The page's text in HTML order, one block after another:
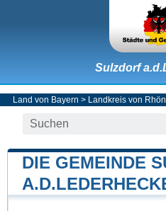
Sulzdorf
Land von Bayern > Landkreis von
DIE GEMEINDE